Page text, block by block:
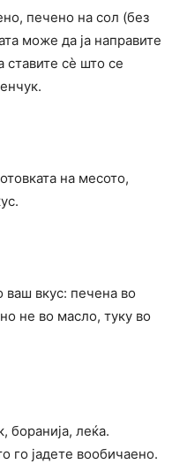
печено на сол (без
може да ја направите
сè што се
на месото,
ваш вкус: печена во
не во масло, туку во
боранија, леќа.
го јадете вообичаено.